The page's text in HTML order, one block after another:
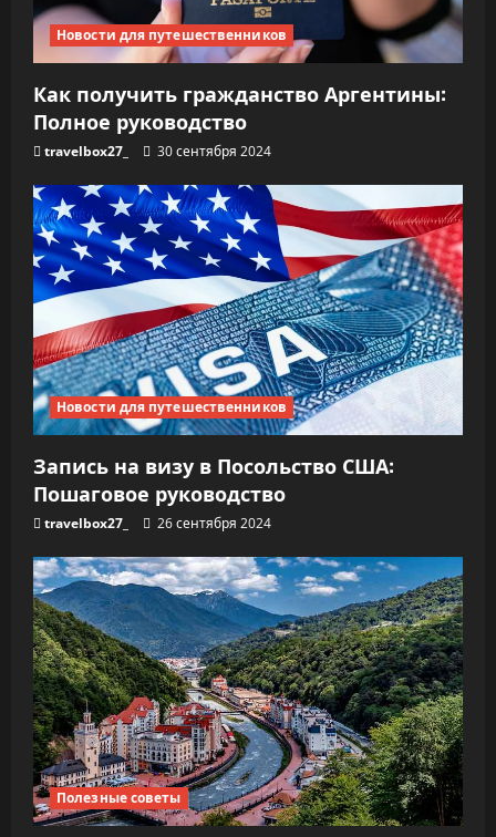
Новости для путешественников
Как получить гражданство Аргентины:
Полное руководство
travelbox27_ 30 сентября 2024
Новости для путешественников
Запись на визу в Посольство США:
Пошаговое руководство
travelbox27_ 26 сентября 2024
Полезные советы